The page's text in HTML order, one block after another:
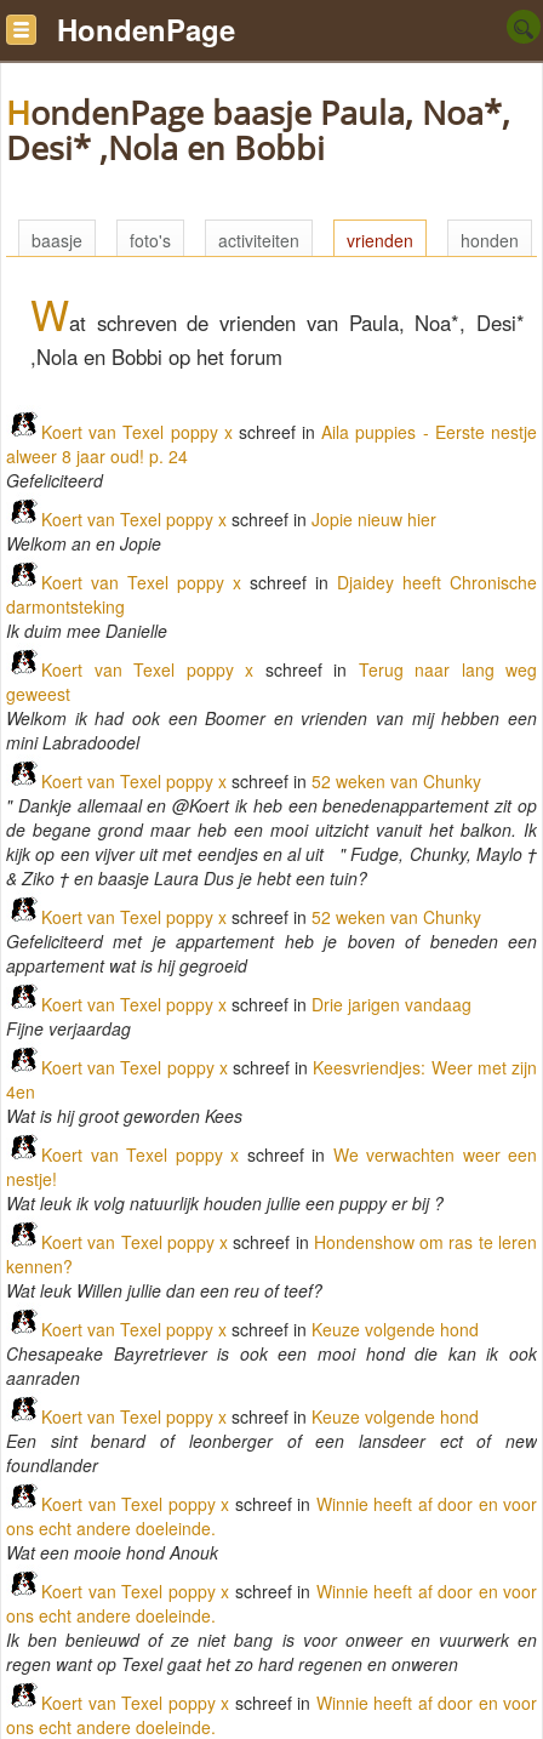
HondenPage
HondenPage baasje Paula, Noa*,
Desi* ,Nola en Bobbi
baasje foto's activiteiten vrienden honden
Wat schreven de vrienden van Paula, Noa*, Desi*
,Nola en Bobbi op het forum
Koert van Texel poppy x schreef inAila puppies - Eerste nestje
alweer 8 jaar oud! p. 24
Gefeliciteerd
Koert van Texel poppy x schreef in Jopie nieuw hier
Welkom an en Jopie
Koert van Texel poppy x schreef in Djaidey heeft Chronische
darmontsteking
Ik duim mee Danielle
Koert van Texel poppy x schreef in Terug naar lang weg
geweest
Welkom ik had ook een Boomer en vrienden van mij hebben een
mini Labradoodel
Koert van Texel poppy x schreef in 52 weken van Chunky
" Dankje allemaal en @Koert ik heb een benedenappartement zit op
de begane grond maar heb een mooi uitzicht vanuit het balkon. Ik
kijk op een vijver uit met eendjes en al uit " Fudge, Chunky, Maylo †
& Ziko † en baasje Laura Dus je hebt een tuin?
Koert van Texel poppy x schreef in 52 weken van Chunky
Gefeliciteerd met je appartement heb je boven of beneden een
appartement wat is hij gegroeid
Koert van Texel poppy x schreef in Drie jarigen vandaag
Fijne verjaardag
Koert van Texel poppy x schreef in Keesvriendjes: Weer met zijn
4en
Wat is hij groot geworden Kees
Koert van Texel poppy x schreef in We verwachten weer een
nestje!
Wat leuk ik volg natuurlijk houden jullie een puppy er bij ?
Koert van Texel poppy xschreef in Hondenshow om ras te leren
kennen?
Wat leuk Willen jullie dan een reu of teef?
Koert van Texel poppy x schreef in Keuze volgende hond
Chesapeake Bayretriever is ook een mooi hond die kan ik ook
aanraden
Koert van Texel poppy x schreef in Keuze volgende hond
Een sint benard of leonberger of een lansdeer ect of new
foundlander
Koert van Texel poppy x schreef in Winnie heeft af door en voor
ons echt andere doeleinde.
Wat een mooie hond Anouk
Koert van Texel poppy x schreef in Winnie heeft af door en voor
ons echt andere doeleinde.
Ik ben benieuwd of ze niet bang is voor onweer en vuurwerk en
regen want op Texel gaat het zo hard regenen en onweren
Koert van Texel poppy x schreef in Winnie heeft af door en voor
ons echt andere doeleinde.